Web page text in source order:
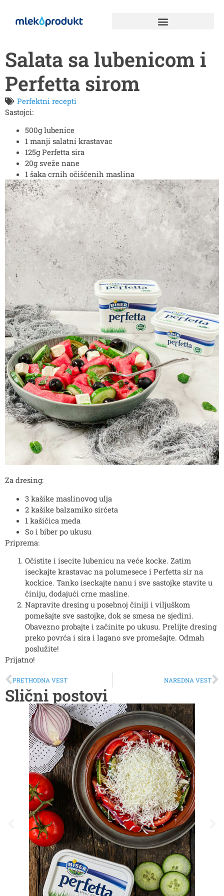
Salata sa lubenicom i
Perfetta sirom
Perfektni recepti
Sastojci:
500g lubenice
1 manji salatni krastavac
125g Perfetta sira
20g sveže nane
1 šaka crnih očišćenih maslina
Za dresing:
3 kašike maslinovog ulja
2 kašike balzamiko sirćeta
1 kašičica meda
So i biber po ukusu
Priprema:
Očistite i isecite lubenicu na veće kocke. Zatim
iseckajte krastavac na polumesece i Perfetta sir na
kockice. Tanko iseckajte nanu i sve sastojke stavite u
činiju, dodajući crne masline.
Napravite dresing u posebnoj činiji i viljuškom
pomešajte sve sastojke, dok se smesa ne sjedini.
Obavezno probajte i začinite po ukusu. Prelijte dresing
preko povrća i sira i lagano sve promešajte. Odmah
poslužite!
Prijatno!
PRETHODNA VEST NAREDNA VEST
Slični postovi